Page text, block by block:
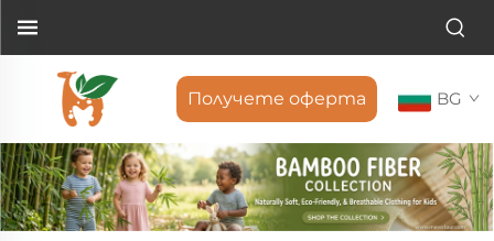
Получете оферта BG